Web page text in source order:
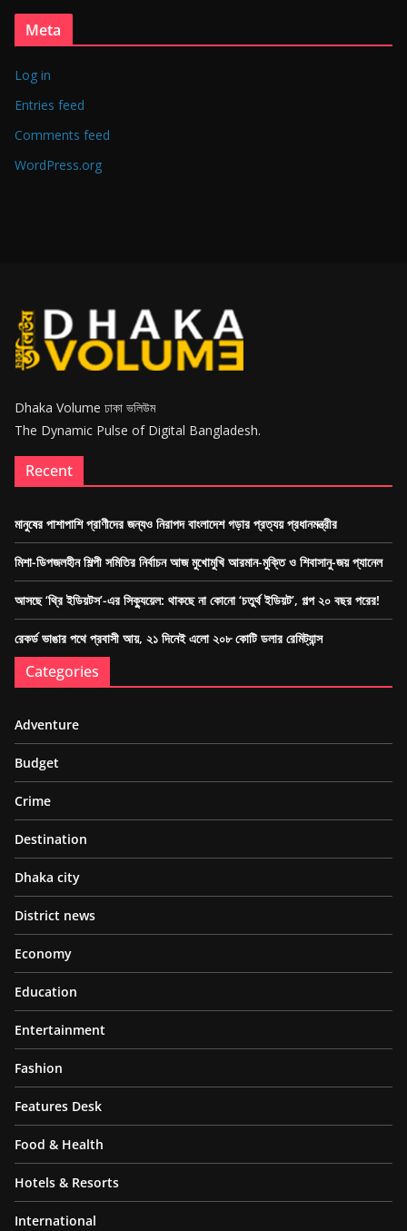
Meta
Log in
Entries feed
Comments feed
WordPress.org
Dhaka Volume ঢাকা ভলিউম
The Dynamic Pulse of Digital Bangladesh.
Recent
মানুষের পাশাপাশি প্রাণীদের জন্যও নিরাপদ বাংলাদেশ গড়ার প্রত্যয় প্রধানমন্ত্রীর
মিশা-ডিপজলহীন শিল্পী সমিতির নির্বাচন আজ মুখোমুখি আরমান-মুক্তি ও শিবাসানু-জয় প্যানেল
আসছে ‘থ্রি ইডিয়টস’-এর সিক্যুয়েল: থাকছে না কোনো ‘চতুর্থ ইডিয়ট’, গল্প ২০ বছর পরের!
রেকর্ড ভাঙার পথে প্রবাসী আয়, ২১ দিনেই এলো ২০৮ কোটি ডলার রেমিট্যান্স
Categories
Adventure
Budget
Crime
Destination
Dhaka city
District news
Economy
Education
Entertainment
Fashion
Features Desk
Food & Health
Hotels & Resorts
International